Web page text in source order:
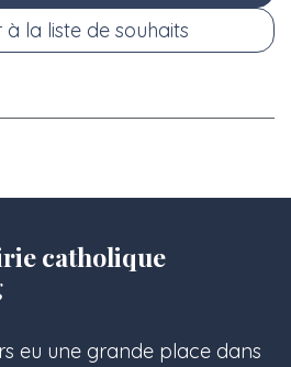
la liste de souhaits
catholique
eu une grande place dans